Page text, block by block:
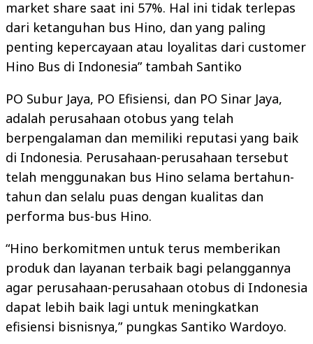
market share saat ini 57%. Hal ini tidak terlepas
dari ketanguhan bus Hino, dan yang paling
penting kepercayaan atau loyalitas dari customer
Hino Bus di Indonesia” tambah Santiko
PO Subur Jaya, PO Efisiensi, dan PO Sinar Jaya,
adalah perusahaan otobus yang telah
berpengalaman dan memiliki reputasi yang baik
di Indonesia. Perusahaan-perusahaan tersebut
telah menggunakan bus Hino selama bertahun-
tahun dan selalu puas dengan kualitas dan
performa bus-bus Hino.
“Hino berkomitmen untuk terus memberikan
produk dan layanan terbaik bagi pelanggannya
agar perusahaan-perusahaan otobus di Indonesia
dapat lebih baik lagi untuk meningkatkan
efisiensi bisnisnya,” pungkas Santiko Wardoyo.